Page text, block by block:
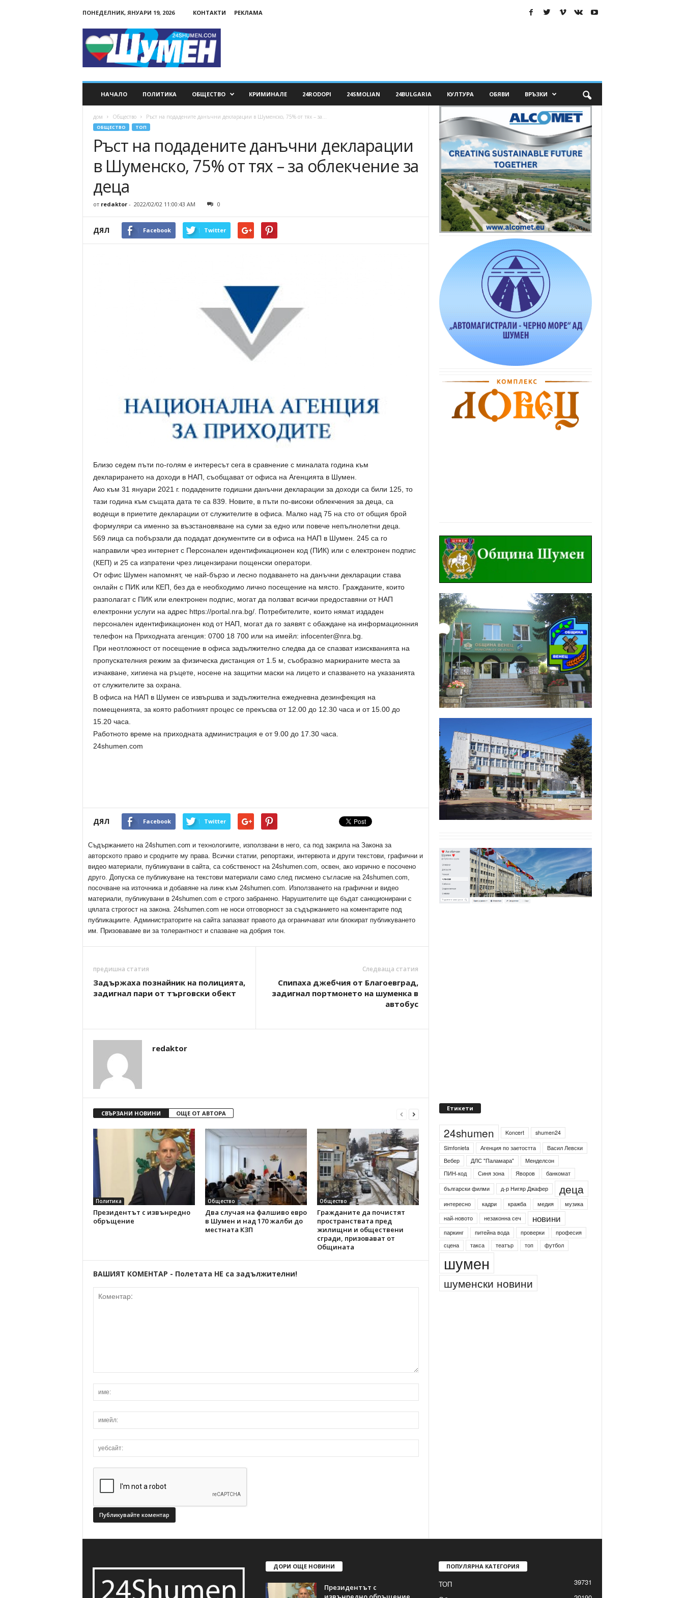
ПОНЕДЕЛНИК, ЯНУАРИ 19, 2026 КОНТАКТИ РЕКЛАМА
НАЧАЛО ПОЛИТИКА ОБЩЕСТВО КРИМИНАЛЕ 24RODOPI 24SMOLIAN 24BULGARIA КУЛТУРА ОБЯВИ ВРЪЗКИ
дом Общество Ръст на подадените данъчни декларации в Шуменско, 75% от тях – за...
ОБЩЕСТВО ТОП
Ръст на подадените данъчни декларации
в Шуменско, 75% от тях – за облекчение за
деца
от redaktor- 2022/02/02 11:00:43 AM 0
ДЯЛ Facebook Twitter
Близо седем пъти по-голям е интересът сега в сравнение с миналата година към
декларирането на доходи в НАП, съобщават от офиса на Агенцията в Шумен.
Ако към 31 януари 2021 г. подадените годишни данъчни декларации за доходи са били 125, то
тази година към същата дата те са 839. Новите, в пъти по-високи облекчения за деца, са
водещи в приетите декларации от служителите в офиса. Малко над 75 на сто от общия брой
формуляри са именно за възстановяване на суми за едно или повече непълнолетни деца.
569 лица са побързали да подадат документите си в офиса на НАП в Шумен. 245 са го
направили чрез интернет с Персонален идентификационен код (ПИК) или с електронен подпис
(КЕП) и 25 са изпратени чрез лицензирани пощенски оператори.
От офис Шумен напомнят, че най-бързо и лесно подаването на данъчни декларации става
онлайн с ПИК или КЕП, без да е необходимо лично посещение на място. Гражданите, които
разполагат с ПИК или електронен подпис, могат да ползват всички предоставяни от НАП
електронни услуги на адрес https://portal.nra.bg/. Потребителите, които нямат издаден
персонален идентификационен код от НАП, могат да го заявят с обаждане на информационния
телефон на Приходната агенция: 0700 18 700 или на имейл: infocenter@nra.bg.
При неотложност от посещение в офиса задължително следва да се спазват изискванията на
пропускателния режим за физическа дистанция от 1.5 м, съобразно маркираните места за
изчакване, хигиена на ръцете, носене на защитни маски на лицето и спазването на указанията
от служителите за охрана.
В офиса на НАП в Шумен се извършва и задължителна ежедневна дезинфекция на
помещенията, за която работният процес се прекъсва от 12.00 до 12.30 часа и от 15.00 до
15.20 часа.
Работното време на приходната администрация е от 9.00 до 17.30 часа.
24shumen.com
ДЯЛ Facebook Twitter
Съдържанието на 24shumen.com и технологиите, използвани в него, са под закрила на Закона за
авторското право и сродните му права. Всички статии, репортажи, интервюта и други текстови, графични и
видео материали, публикувани в сайта, са собственост на 24shumen.com, освен, ако изрично е посочено
друго. Допуска се публикуване на текстови материали само след писмено съгласие на 24shumen.com,
посочване на източника и добавяне на линк към 24shumen.com. Използването на графични и видео
материали, публикувани в 24shumen.com е строго забранено. Нарушителите ще бъдат санкционирани с
цялата строгост на закона. 24shumen.com не носи отговорност за съдържанието на коментарите под
публикациите. Администраторите на сайта запазват правото да ограничават или блокират публикуването
им. Призоваваме ви за толерантност и спазване на добрия тон.
предишна статия
Задържаха познайник на полицията,
задигнал пари от търговски обект
Следваща статия
Спипаха джебчия от Благоевград,
задигнал портмонето на шуменка в
автобус
redaktor
СВЪРЗАНИ НОВИНИ ОЩЕ ОТ АВТОРА
Политика
Президентът с извънредно
обръщение
Общество
Два случая на фалшиво евро
в Шумен и над 170 жалби до
местната КЗП
Общество
Гражданите да почистят
пространствата пред
жилищни и обществени
сгради, призовават от
Общината
ВАШИЯТ КОМЕНТАР - Полетата НЕ са задължителни!
Етикети
24shumen Koncert
shumen24
Simfonieta
Агенция по заетостта
Васил Левски
Вебер
ДЛС "Паламара"
Менделсон
ПИН-код
Синя зона Яворов
банкомат
български филми
д-р Нигяр Джафер деца
интересно кадри кражба медия
музика
най-новото
незаконна сеч новини
паркинг питейна вода проверки
професия
сцена
такса театър топ футбол
шумен
шуменски новини
ДОРИ ОЩЕ НОВИНИ
Президентът с
ПОПУЛЯРНА КАТЕГОРИЯ
ТОП
39731